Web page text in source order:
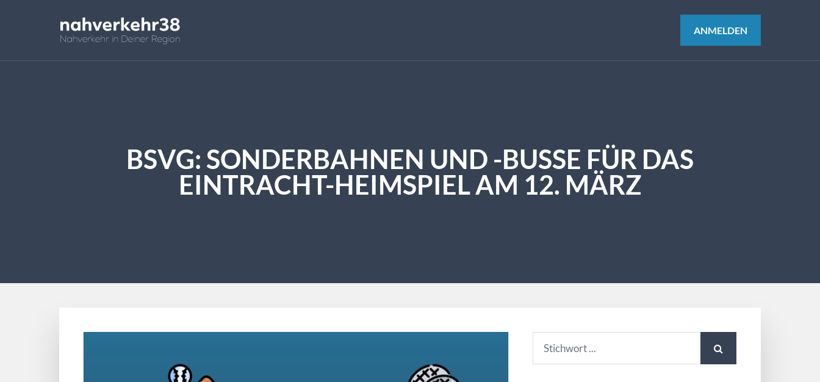
ANMELDEN
BSVG: SONDERBAHNEN UND -BUSSE FÜR DAS
EINTRACHT-HEIMSPIEL AM 12. MÄRZ